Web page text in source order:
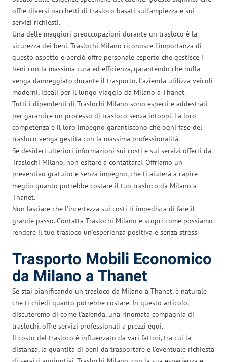
offre diversi pacchetti di trasloco basati sull’ampiezza e sui
servizi richiesti.
Una delle maggiori preoccupazioni durante un trasloco è la
sicurezza dei beni. Traslochi Milano riconosce l’importanza di
questo aspetto e perciò offre personale esperto che gestisce i
beni con la massima cura ed efficienza, garantendo che nulla
venga danneggiato durante il trasporto. L’azienda utilizza veicoli
moderni, ideali per il lungo viaggio da Milano a Thanet.
Tutti i dipendenti di Traslochi Milano sono esperti e addestrati
per garantire un processo di trasloco senza intoppi. La loro
competenza e il loro impegno garantiscono che ogni fase del
trasloco venga gestita con la massima professionalità.
Se desideri ulteriori informazioni sui costi e sui servizi offerti da
Traslochi Milano, non esitare a contattarci. Offriamo un
preventivo gratuito e senza impegno, che ti aiuterà a capire
meglio quanto potrebbe costare il tuo trasloco da Milano a
Thanet.
Non lasciare che l’incertezza sui costi ti impedisca di fare il
grande passo. Contatta Traslochi Milano e scopri come possiamo
rendere il tuo trasloco un’esperienza positiva e senza stress.
Trasporto Mobili Economico
da Milano a Thanet
Se stai pianificando un trasloco da Milano a Thanet, è naturale
che ti chiedi quanto potrebbe costare. In questo articolo,
discuteremo di come l’azienda, una rinomata compagnia di
traslochi, offre servizi professionali a prezzi equi.
Il costo del trasloco è influenzato da vari fattori, tra cui la
distanza, la quantità di beni da trasportare e l’eventuale richiesta